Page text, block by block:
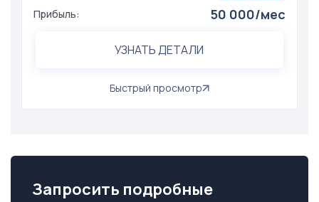
Прибыль: 50 000/мес
УЗНАТЬ ДЕТАЛИ
Быстрый просмотр
Запросить подробные